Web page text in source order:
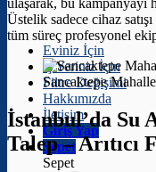
Eviniz İçin
İş Yeriniz İçin
Filtre Değişimi
Hakkımızda
İletişim
Giriş Yap
Sepet
Sepet
ulaşarak, bu kampanyayı
Üstelik sadece cihaz
tüm süreç profesyonel
Sancaktepe
İstanbul’da Su
Talep –Arıtıcı